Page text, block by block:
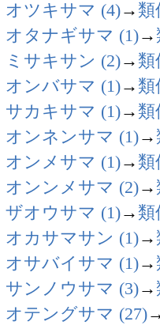
オツキサマ (4)→ 類
オタナギサマ (1)→
ミサキサン (2)→ 類
オンバサマ (1)→ 類
サカキサマ (1)→ 類
オンネンサマ (1)→
オンメサマ (1)→ 類
オンンメサマ (2)→
ザオウサマ (1)→ 類
オカサマサン (1)→
オサバイサマ (1)→
サンノウサマ (3)→
オテングサマ (27)